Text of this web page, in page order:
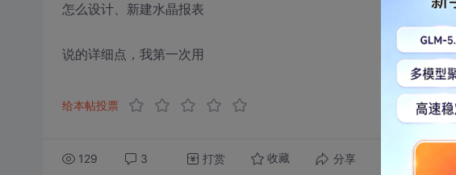
怎么设计、新建水晶报表
说的详细点，我第一次用
给本帖投票
129 3 打赏 收藏 分享 转发到动态